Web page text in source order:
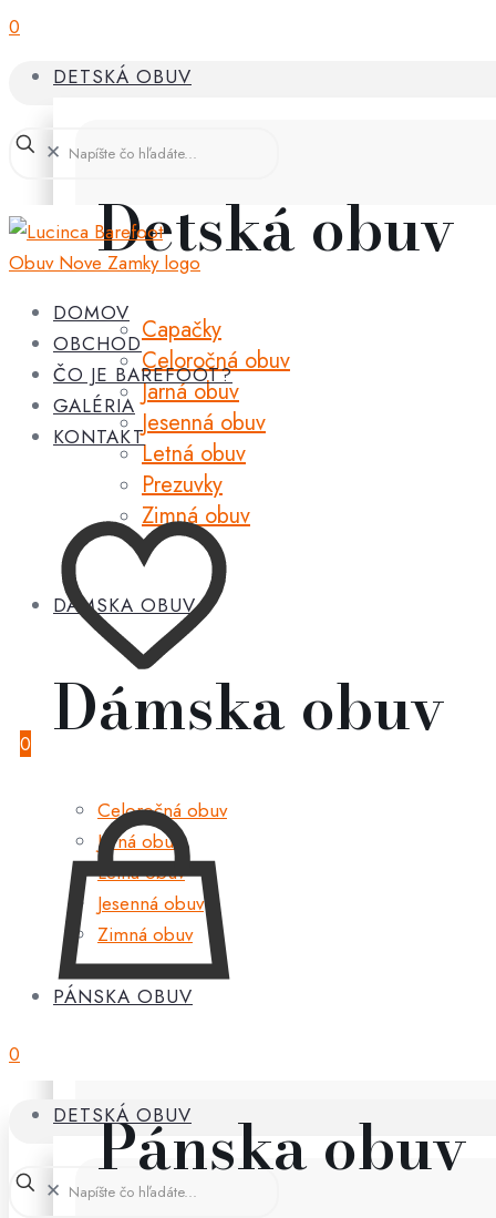
0
DETSKÁ OBUV
Detská obuv
Capačky
Celoročná obuv
Jarná obuv
Jesenná obuv
Letná obuv
Prezuvky
Zimná obuv
DÁMSKA OBUV
Dámska obuv
Celoročná obuv
Jarná obuv
Letná obuv
Jesenná obuv
Zimná obuv
PÁNSKA OBUV
Pánska obuv
✕
DOMOV
OBCHOD
ČO JE BAREFOOT?
GALÉRIA
KONTAKT
0
0
DETSKÁ OBUV
✕